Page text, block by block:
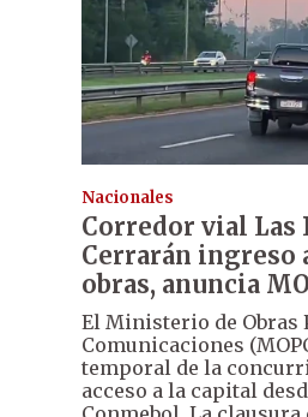
Nacionales
Corredor vial Las
Cerrarán ingreso
obras, anuncia
El Ministerio de Obras
Comunicaciones
temporal de la
acceso a la capital